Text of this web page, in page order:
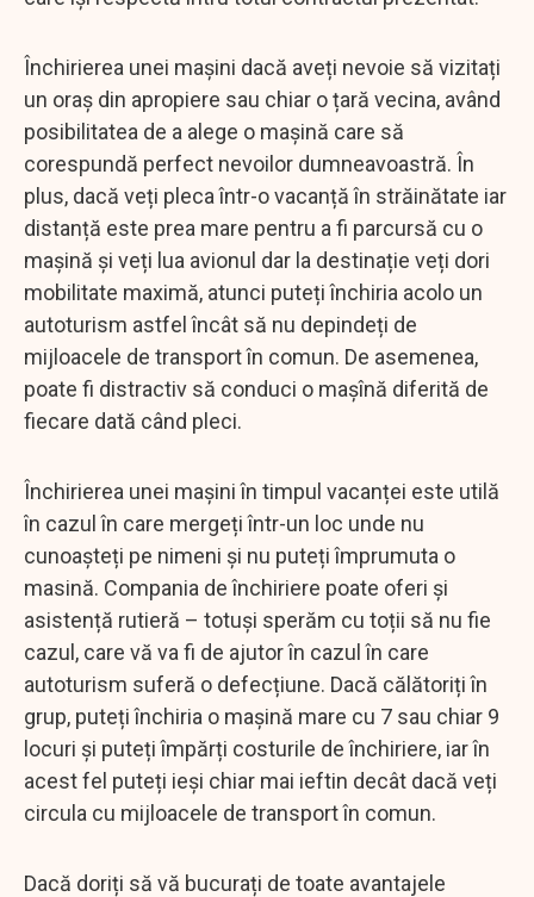
Închirierea unei mașini dacă aveți nevoie să vizitați
un oraș din apropiere sau chiar o țară vecina, având
posibilitatea de a alege o mașină care să
corespundă perfect nevoilor dumneavoastră. În
plus, dacă veți pleca într-o vacanță în străinătate iar
distanță este prea mare pentru a fi parcursă cu o
mașină și veți lua avionul dar la destinație veți dori
mobilitate maximă, atunci puteți închiria acolo un
autoturism astfel încât să nu depindeți de
mijloacele de transport în comun. De asemenea,
poate fi distractiv să conduci o mașînă diferită de
fiecare dată când pleci.
Închirierea unei mașini în timpul vacanței este utilă
în cazul în care mergeți într-un loc unde nu
cunoașteți pe nimeni și nu puteți împrumuta o
masină. Compania de închiriere poate oferi și
asistență rutieră – totuși sperăm cu toții să nu fie
cazul, care vă va fi de ajutor în cazul în care
autoturism suferă o defecțiune. Dacă călătoriți în
grup, puteți închiria o mașină mare cu 7 sau chiar 9
locuri și puteți împărți costurile de închiriere, iar în
acest fel puteți ieși chiar mai ieftin decât dacă veți
circula cu mijloacele de transport în comun.
Dacă doriți să vă bucurați de toate avantajele